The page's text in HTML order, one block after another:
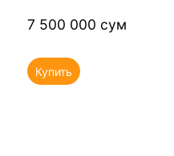
7 500 000 сум
Купить